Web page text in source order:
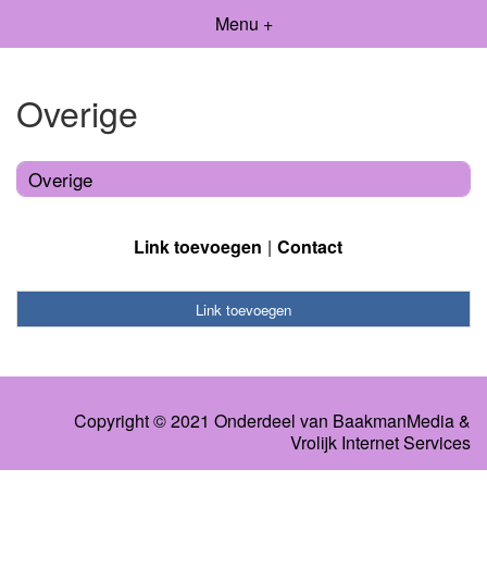
Menu +
Overige
Overige
Link toevoegen Contact
Link toevoegen
Copyright © 2021 Onderdeel van BaakmanMedia&
Vrolijk Internet Services